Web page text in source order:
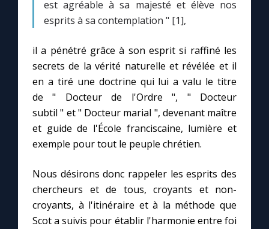
est agréable à sa majesté et élève nos
esprits à sa contemplation " [1],
il a pénétré grâce à son esprit si raffiné les
secrets de la vérité naturelle et révélée et il
en a tiré une doctrine qui lui a valu le titre
de " Docteur de l'Ordre ", " Docteur
subtil " et " Docteur marial ", devenant maître
et guide de l'École franciscaine, lumière et
exemple pour tout le peuple chrétien.
Nous désirons donc rappeler les esprits des
chercheurs et de tous, croyants et non-
croyants, à l'itinéraire et à la méthode que
Scot a suivis pour établir l'harmonie entre foi